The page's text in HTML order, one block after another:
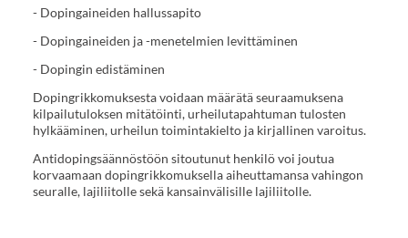
- Dopingaineiden hallussapito
- Dopingaineiden ja -menetelmien levittäminen
- Dopingin edistäminen
Dopingrikkomuksesta voidaan määrätä seuraamuksena
kilpailutuloksen mitätöinti, urheilutapahtuman tulosten
hylkääminen, urheilun toimintakielto ja kirjallinen varoitus.
Antidopingsäännöstöön sitoutunut henkilö voi joutua
korvaamaan dopingrikkomuksella aiheuttamansa vahingon
seuralle, lajiliitolle sekä kansainvälisille lajiliitolle.